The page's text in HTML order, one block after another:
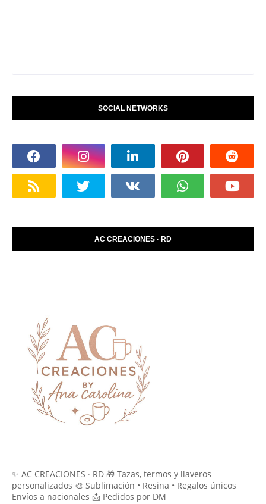
SOCIAL NETWORKS
AC CREACIONES · RD
✨ AC CREACIONES · RD 🎁 Tazas, termos y llaveros
personalizados 🎨 Sublimación • Resina • Regalos únicos
Envíos a nacionales 📩 Pedidos por DM